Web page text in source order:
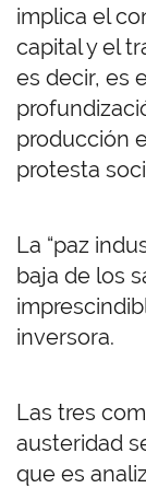
implica el
capital y el
es decir, es
producción
protesta
La “paz
baja de los
inversora.
Las tres
austeridad
que es